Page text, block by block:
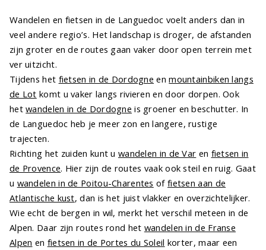
Wandelen en fietsen in de Languedoc voelt anders dan in
veel andere regio’s. Het landschap is droger, de afstanden
zijn groter en de routes gaan vaker door open terrein met
ver uitzicht.
Tijdens het fietsen in de Dordogne enmountainbiken langs
de Lot komt u vaker langs rivieren en door dorpen. Ook
hetwandelen in de Dordogne is groener en beschutter. In
de Languedoc heb je meer zon en langere, rustige
trajecten.
Richting het zuiden kunt u wandelen in de Var en fietsen in
de Provence. Hier zijn de routes vaak ook steil en ruig. Gaat
u wandelen in de Poitou-Charentes of fietsen aan de
Atlantische kust, dan is het juist vlakker en overzichtelijker.
Wie echt de bergen in wil, merkt het verschil meteen in de
Alpen. Daar zijn routes rond het wandelen in de Franse
Alpen en fietsen in de Portes du Soleil korter, maar een